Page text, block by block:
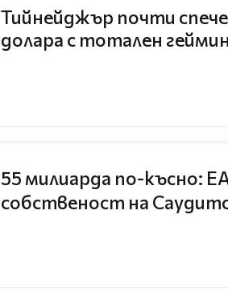
Тийнейджър почти
долара с тотален
55 милиарда по-късно:
собственост на